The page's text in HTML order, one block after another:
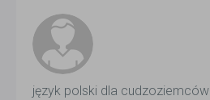
język polski dla cudzoziemców